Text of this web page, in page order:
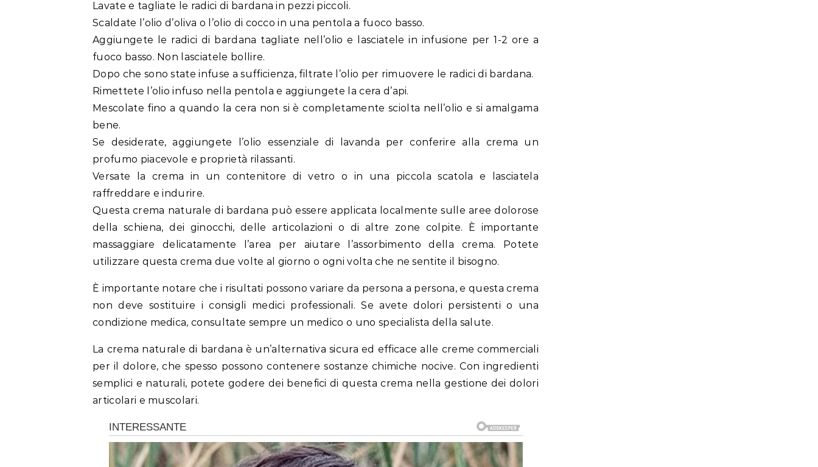
Lavate e tagliate le radici di bardana in pezzi piccoli.
Scaldate l’olio d’oliva o l’olio di cocco in una pentola a fuoco basso.
Aggiungete le radici di bardana tagliate nell’olio e lasciatele in infusione per 1-2 ore a
fuoco basso. Non lasciatele bollire.
Dopo che sono state infuse a sufficienza, filtrate l’olio per rimuovere le radici di bardana.
Rimettete l’olio infuso nella pentola e aggiungete la cera d’api.
Mescolate fino a quando la cera non si è completamente sciolta nell’olio e si amalgama
bene.
Se desiderate, aggiungete l’olio essenziale di lavanda per conferire alla crema un
profumo piacevole e proprietà rilassanti.
Versate la crema in un contenitore di vetro o in una piccola scatola e lasciatela
raffreddare e indurire.
Questa crema naturale di bardana può essere applicata localmente sulle aree dolorose
della schiena, dei ginocchi, delle articolazioni o di altre zone colpite. È importante
massaggiare delicatamente l’area per aiutare l’assorbimento della crema. Potete
utilizzare questa crema due volte al giorno o ogni volta che ne sentite il bisogno.
È importante notare che i risultati possono variare da persona a persona, e questa crema
non deve sostituire i consigli medici professionali. Se avete dolori persistenti o una
condizione medica, consultate sempre un medico o uno specialista della salute.
La crema naturale di bardana è un’alternativa sicura ed efficace alle creme commerciali
per il dolore, che spesso possono contenere sostanze chimiche nocive. Con ingredienti
semplici e naturali, potete godere dei benefici di questa crema nella gestione dei dolori
articolari e muscolari.